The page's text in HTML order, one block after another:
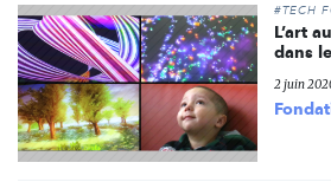
#TECH
L’art
dans
2 juin